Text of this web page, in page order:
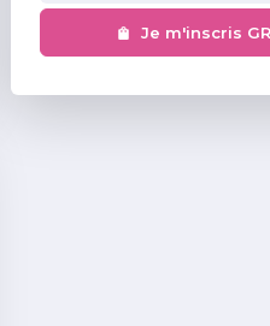
Je m'inscris